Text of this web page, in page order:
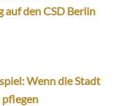
auf den CSD Berlin
Wenn die Stadt
pflegen